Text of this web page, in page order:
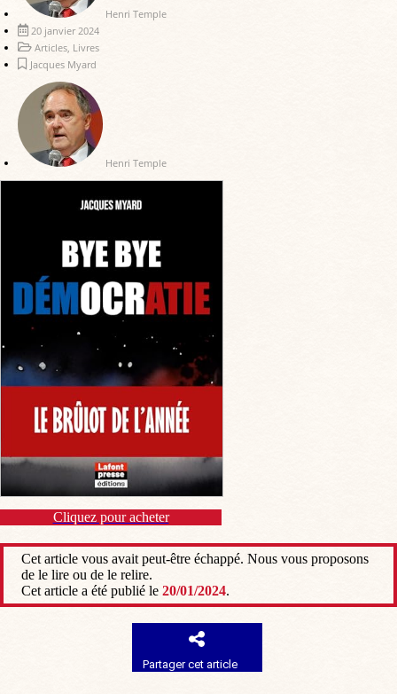
Henri Temple
20 janvier 2024
Articles, Livres
Jacques Myard
Henri Temple
Cliquez pour acheter
Cet article vous avait peut-être échappé. Nous vous proposons
de le lire ou de le relire.
Cet article a été publié le 20/01/2024.
Partager cet article